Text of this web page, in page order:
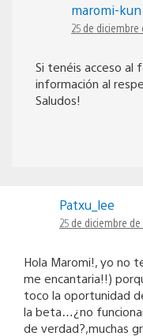
maromi-kun
25 de
Si tenéis acceso al
información al
Saludos!
Patxu_lee
25 de diciembre
Hola Maromi!, yo no
me encantaria!!)
toco la oportunidad
la beta…¿no
de verdad?,muchas